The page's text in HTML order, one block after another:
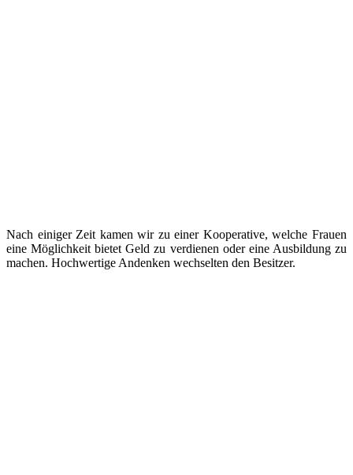
Nach einiger Zeit kamen wir zu einer Kooperative, welche Frauen
eine Möglichkeit bietet Geld zu verdienen oder eine Ausbildung zu
machen. Hochwertige Andenken wechselten den Besitzer.